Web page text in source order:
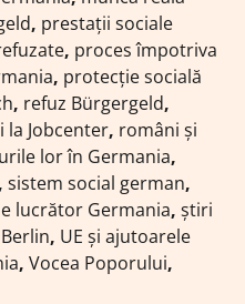
, prestații sociale
, proces împotriva
, protecție socială
, refuz Bürgergeld,
la Jobcenter, români și
lor în Germania,
, sistem social german,
lucrător Germania, știri
, UE și ajutoarele
, Vocea Poporului,